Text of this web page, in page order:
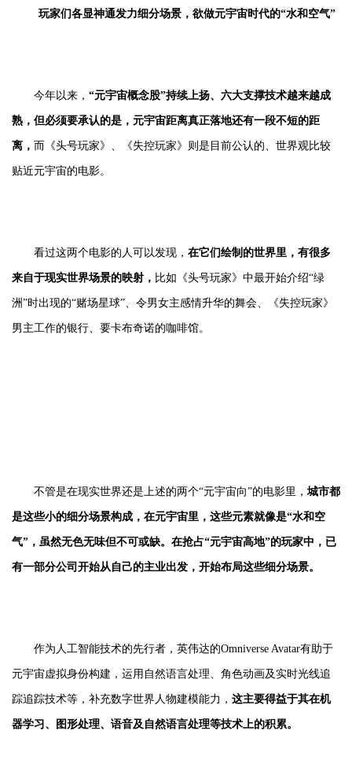
玩家们各显神通发力细分场景，欲做元宇宙时代的“水和空气”
今年以来， “元宇宙概念股”持续上扬、六大支撑技术越来越成
熟，但必须要承认的是，元宇宙距离真正落地还有一段不短的距
离， 而《头号玩家》、《失控玩家》则是目前公认的、世界观比较
贴近元宇宙的电影。
看过这两个电影的人可以发现， 在它们绘制的世界里，有很多
来自于现实世界场景的映射， 比如《头号玩家》中最开始介绍“绿
洲”时出现的“赌场星球”、令男女主感情升华的舞会、《失控玩家》
男主工作的银行、要卡布奇诺的咖啡馆。
不管是在现实世界还是上述的两个“元宇宙向”的电影里， 城市都
是这些小的细分场景构成，在元宇宙里，这些元素就像是“水和空
气”，虽然无色无味但不可或缺。在抢占“元宇宙高地”的玩家中，已
有一部分公司开始从自己的主业出发，开始布局这些细分场景。
作为人工智能技术的先行者，英伟达的Omniverse Avatar有助于
元宇宙虚拟身份构建，运用自然语言处理、角色动画及实时光线追
踪追踪技术等，补充数字世界人物建模能力， 这主要得益于其在机
器学习、图形处理、语音及自然语言处理等技术上的积累。